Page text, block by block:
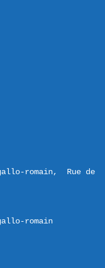
romain,  Rue de
romain